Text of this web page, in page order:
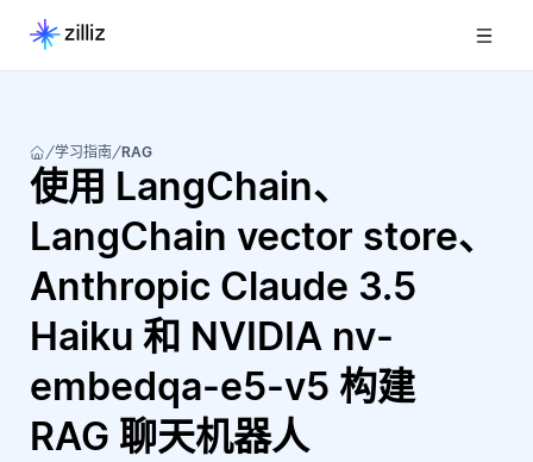
学习指南 RAG
使用 LangChain、
LangChain vector store、
Anthropic Claude 3.5
Haiku 和 NVIDIA nv-
embedqa-e5-v5 构建
RAG 聊天机器人